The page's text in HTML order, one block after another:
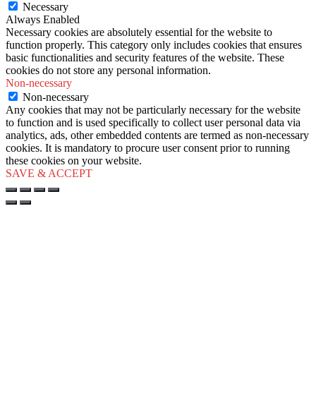
Necessary
Always Enabled
Necessary cookies are absolutely essential for the website to
function properly. This category only includes cookies that ensures
basic functionalities and security features of the website. These
cookies do not store any personal information.
Non-necessary
Non-necessary
Any cookies that may not be particularly necessary for the website
to function and is used specifically to collect user personal data via
analytics, ads, other embedded contents are termed as non-necessary
cookies. It is mandatory to procure user consent prior to running
these cookies on your website.
SAVE & ACCEPT